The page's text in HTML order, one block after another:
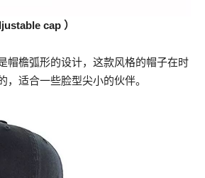
cap ）
帽檐弧形的设计，这款风格的帽子在时
，适合一些脸型尖小的伙伴。